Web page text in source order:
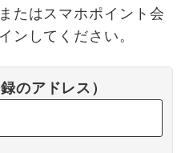
たはスマホポイント会
ンしてください。
のアドレス）